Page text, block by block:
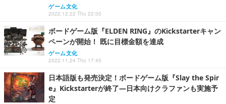
ゲーム文化
2022.12.22 Thu 22:00
ボードゲーム版『ELDEN RING』のKickstarterキャン
ペーンが開始！ 既に目標金額を達成
ゲーム文化
2022.11.24 Thu 17:45
日本語版も発売決定！ボードゲーム版『Slay the Spir
e』Kickstarterが終了―日本向けクラファンも実施予
定